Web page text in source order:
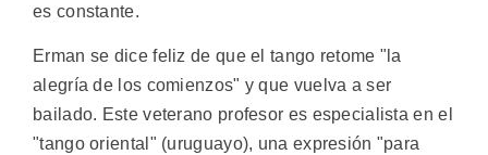
es constante.
Erman se dice feliz de que el tango retome "la
alegría de los comienzos" y que vuelva a ser
bailado. Este veterano profesor es especialista en el
"tango oriental" (uruguayo), una expresión "para